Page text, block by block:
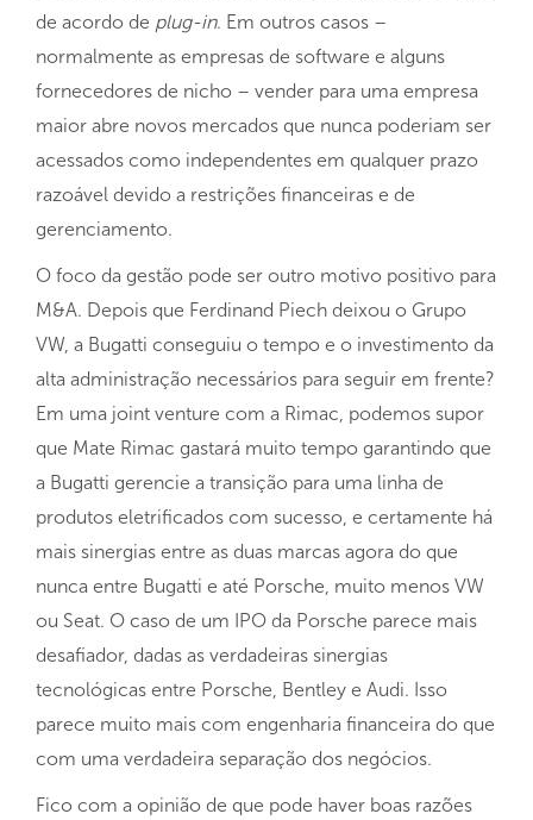
de acordo de plug-in. Em outros casos –
normalmente as empresas de software e alguns
fornecedores de nicho – vender para uma empresa
maior abre novos mercados que nunca poderiam ser
acessados ​​como independentes em qualquer prazo
razoável devido a restrições financeiras e de
gerenciamento.
O foco da gestão pode ser outro motivo positivo para
M&A. Depois que Ferdinand Piech deixou o Grupo
VW, a Bugatti conseguiu o tempo e o investimento da
alta administração necessários para seguir em frente?
Em uma joint venture com a Rimac, podemos supor
que Mate Rimac gastará muito tempo garantindo que
a Bugatti gerencie a transição para uma linha de
produtos eletrificados com sucesso, e certamente há
mais sinergias entre as duas marcas agora do que
nunca entre Bugatti e até Porsche, muito menos VW
ou Seat. O caso de um IPO da Porsche parece mais
desafiador, dadas as verdadeiras sinergias
tecnológicas entre Porsche, Bentley e Audi. Isso
parece muito mais com engenharia financeira do que
com uma verdadeira separação dos negócios.
Fico com a opinião de que pode haver boas razões